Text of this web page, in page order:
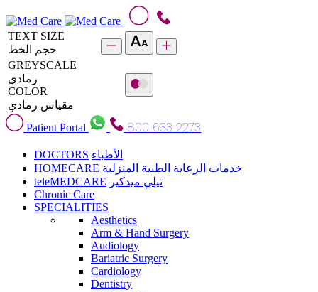
TEXT SIZE
حجم الخط
GREYSCALE
رمادي
COLOR
مقياس رمادي
Patient Portal
800 633 2273
DOCTORS الأطباء
HOMECARE خدمات الرعاية الطبية المنزلية
teleMEDCARE تيلي ميدكير
Chronic Care
SPECIALITIES
Aesthetics
Arm & Hand Surgery
Audiology
Bariatric Surgery
Cardiology
Dentistry